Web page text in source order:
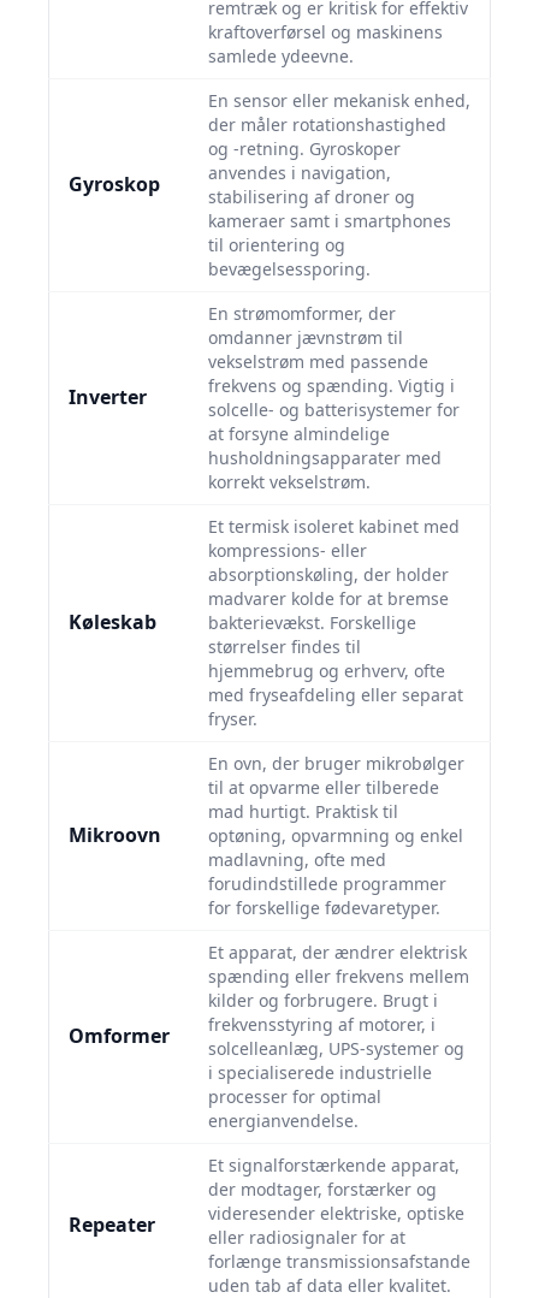
remtræk og er kritisk for effektiv
kraftoverførsel og maskinens
samlede ydeevne.
Gyroskop
En sensor eller mekanisk enhed,
der måler rotationshastighed
og -retning. Gyroskoper
anvendes i navigation,
stabilisering af droner og
kameraer samt i smartphones
til orientering og
bevægelsessporing.
Inverter
En strømomformer, der
omdanner jævnstrøm til
vekselstrøm med passende
frekvens og spænding. Vigtig i
solcelle- og batterisystemer for
at forsyne almindelige
husholdningsapparater med
korrekt vekselstrøm.
Køleskab
Et termisk isoleret kabinet med
kompressions- eller
absorptionskøling, der holder
madvarer kolde for at bremse
bakterievækst. Forskellige
størrelser findes til
hjemmebrug og erhverv, ofte
med fryseafdeling eller separat
fryser.
Mikroovn
En ovn, der bruger mikrobølger
til at opvarme eller tilberede
mad hurtigt. Praktisk til
optøning, opvarmning og enkel
madlavning, ofte med
forudindstillede programmer
for forskellige fødevaretyper.
Omformer
Et apparat, der ændrer elektrisk
spænding eller frekvens mellem
kilder og forbrugere. Brugt i
frekvensstyring af motorer, i
solcelleanlæg, UPS-systemer og
i specialiserede industrielle
processer for optimal
energianvendelse.
Repeater
Et signalforstærkende apparat,
der modtager, forstærker og
videresender elektriske, optiske
eller radiosignaler for at
forlænge transmissionsafstande
uden tab af data eller kvalitet.